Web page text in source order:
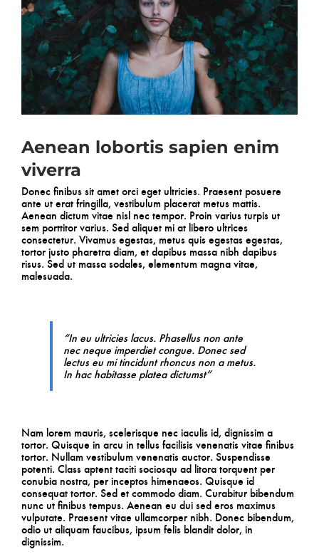
Aenean lobortis sapien enim
viverra
Donec finibus sit amet orci eget ultricies. Praesent posuere
ante ut erat fringilla, vestibulum placerat metus mattis.
Aenean dictum vitae nisl nec tempor. Proin varius turpis ut
sem porttitor varius. Sed aliquet mi at libero ultrices
consectetur. Vivamus egestas, metus quis egestas egestas,
tortor justo pharetra diam, et dapibus massa nibh dapibus
risus. Sed ut massa sodales, elementum magna vitae,
malesuada.
“In eu ultricies lacus. Phasellus non ante
nec neque imperdiet congue. Donec sed
lectus eu mi tincidunt rhoncus non a metus.
In hac habitasse platea dictumst”
Nam lorem mauris, scelerisque nec iaculis id, dignissim a
tortor. Quisque in arcu in tellus facilisis venenatis vitae finibus
tortor. Nullam vestibulum venenatis auctor. Suspendisse
potenti. Class aptent taciti sociosqu ad litora torquent per
conubia nostra, per inceptos himenaeos. Quisque id
consequat tortor. Sed et commodo diam. Curabitur bibendum
nunc ut finibus tempus. Aenean eu dui sed eros maximus
vulputate. Praesent vitae ullamcorper nibh. Donec bibendum,
odio ut aliquam faucibus, ipsum felis blandit dolor, in
dignissim.